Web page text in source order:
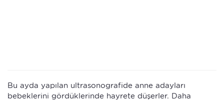
Bu ayda yapılan ultrasonografide anne adayları
bebeklerini gördüklerinde hayrete düşerler. Daha